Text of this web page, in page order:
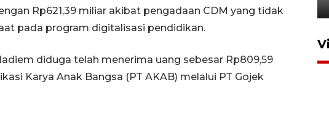
Rp621,39 miliar akibat pengadaan CDM yang tidak
pada program digitalisasi pendidikan.
diduga telah menerima uang sebesar Rp809,59
Karya Anak Bangsa (PT AKAB) melalui PT Gojek